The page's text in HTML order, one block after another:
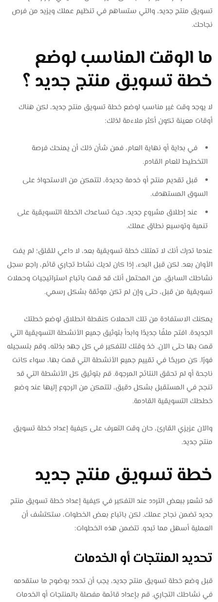
تسويق منتج جديد، والتي ستساهم في تنظيم عملك ويزيد من فرص
نجاحك.
ما الوقت المناسب لوضع
خطة تسويق منتج جديد ؟
لا يوجد وقت غير مناسب لوضع خطة تسويق منتج جديد، لكن هناك
أوقات معينة تكون أكثر ملاءمة لذلك:
في بداية أو نهاية العام، فمن شأن ذلك أن يمنحك فرصة
التخطيط للعام القادم.
قبل تقديم منتج أو خدمة جديدة، لتتمكن من الاستحواذ على
السوق المستهدف.
عند إطلاق مشروع جديد، حيث تساعدك الخطة التسويقية على
تنمية وتوسيع نطاق عملك.
عندما تدرك أنك لا تمتلك خطة تسويقية بعد، لا داعي للقلق؛ لم يفت
الأوان بعد. لكن قبل البدء، إذا كان لديك نشاط تجاري قائم، راجع سجل
نشاطك السابق. من المحتمل أنك قد قمت باتباع استراتيجيات وحملات
تسويقية من قبل، حتى وإن لم تكن موثقة بشكل رسمي.
يمكنك الاستفادة من تلك الحملات كنقطة انطلاق لوضع خطتك
الجديدة. افتح ملفًا جديدًا وابدأ بتوثيق جميع الأنشطة التسويقية التي
قمت بها حتى الآن. خذ وقتك للتفكير في كل جهد بذلته، وقم بتسجيله
فورًا. كن صريحًا في تقييم جميع الأنشطة التي قمت بها، سواء كانت
ناجحة أو لم تحقق النتائج المرجوة. قم بتوثيق كل الأنشطة التي قد
تنجح في المستقبل بشكل دقيق، لتتمكن من الرجوع إليها عند وضع
خططك التسويقية القادمة.
والآن عزيزي القارئ، حان وقت التعرف على كيفية إعداد خطة تسويق
منتج جديد.
خطة تسويق منتج جديد
قد تشعر ببعض التردد عند التفكير في كيفية إعداد خطة تسويق منتج
جديد تضمن نجاح عملك. لكن باتباع بعض الخطوات، ستكتشف أن
العملية أسهل مما تبدو. تتضمن هذه الخطوات:
تحديد المنتجات أو الخدمات
قبل وضع خطة تسويق منتج جديد، يجب أن تحدد بوضوح ما ستقدمه
في نشاطك التجاري. قم بإعداد قائمة مفصلة بالمنتجات أو الخدمات